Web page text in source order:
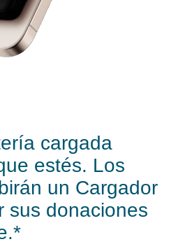
cargada
estés. Los
un Cargador
sus donaciones